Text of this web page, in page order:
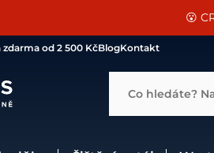
😮
📐Pasování a
zdarma od 2 500 KčBlogKontakt
Co hledáte?